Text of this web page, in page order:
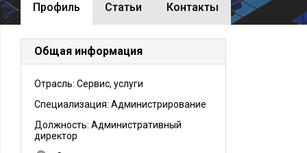
Профиль Cтатьи Контакты
Общая информация
Отрасль: Сервис, услуги
Специализация: Администрирование
Должность: Административный
директор